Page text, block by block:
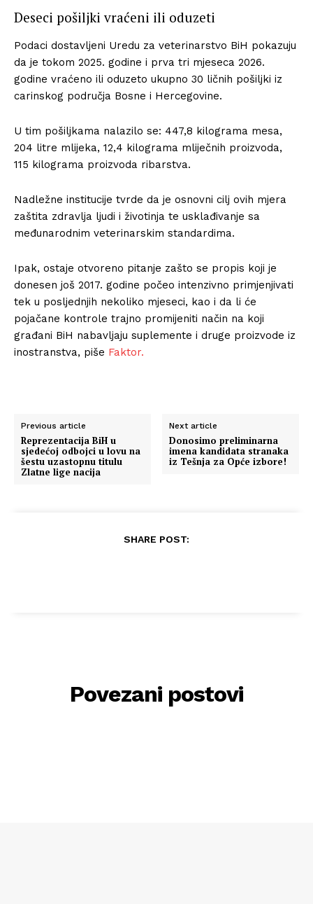
Deseci pošiljki vraćeni ili oduzeti
Podaci dostavljeni Uredu za veterinarstvo BiH pokazuju
da je tokom 2025. godine i prva tri mjeseca 2026.
godine vraćeno ili oduzeto ukupno 30 ličnih pošiljki iz
carinskog područja Bosne i Hercegovine.
U tim pošiljkama nalazilo se: 447,8 kilograma mesa,
204 litre mlijeka, 12,4 kilograma mliječnih proizvoda,
115 kilograma proizvoda ribarstva.
Nadležne institucije tvrde da je osnovni cilj ovih mjera
zaštita zdravlja ljudi i životinja te usklađivanje sa
međunarodnim veterinarskim standardima.
Ipak, ostaje otvoreno pitanje zašto se propis koji je
donesen još 2017. godine počeo intenzivno primjenjivati
tek u posljednjih nekoliko mjeseci, kao i da li će
pojačane kontrole trajno promijeniti način na koji
građani BiH nabavljaju suplemente i druge proizvode iz
inostranstva, piše Faktor.
Previous article
Reprezentacija BiH u
sjedećoj odbojci u lovu na
šestu uzastopnu titulu
Zlatne lige nacija
Next article
Donosimo preliminarna
imena kandidata stranaka
iz Tešnja za Opće izbore!
SHARE POST:
Povezani postovi